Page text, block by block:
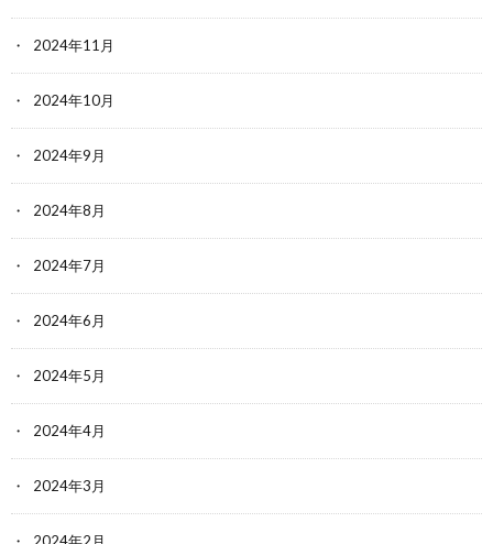
2024年11月
2024年10月
2024年9月
2024年8月
2024年7月
2024年6月
2024年5月
2024年4月
2024年3月
2024年2月